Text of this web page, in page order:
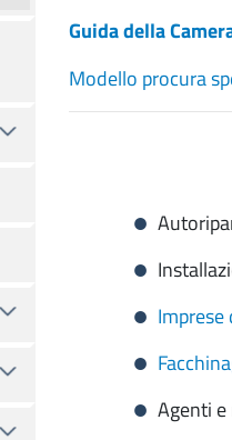
Guida della
Modello procura
Imprese
Agenti